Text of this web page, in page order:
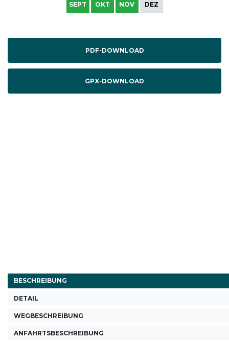
SEPT OKT NOV DEZ
PDF-DOWNLOAD
GPX-DOWNLOAD
BESCHREIBUNG
DETAIL
WEGBESCHREIBUNG
ANFAHRTSBESCHREIBUNG